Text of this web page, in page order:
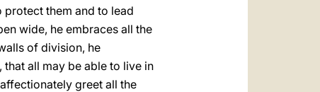
them and to lead
wide, he embraces all the
of division, he
all may be able to live in
greet all the